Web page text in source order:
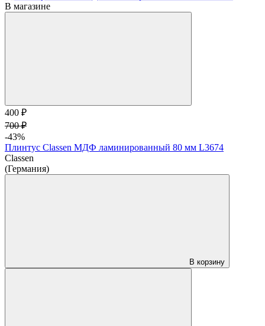
В магазине
400 ₽
700 ₽
-43%
Плинтус Classen МДФ ламинированный 80 мм L3674
Classen
(Германия)
В корзину